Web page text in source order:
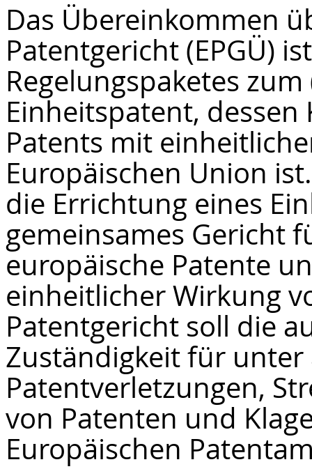
Das Übereinkommen
Patentgericht (EPGÜ)
Regelungspaketes
Einheitspatent,
Patents mit
Europäischen Union
die Errichtung eines
gemeinsames Gericht
europäische Patente
einheitlicher Wirkung
Patentgericht soll die
Zuständigkeit für unter
Patentverletzungen,
von Patenten und
Europäischen